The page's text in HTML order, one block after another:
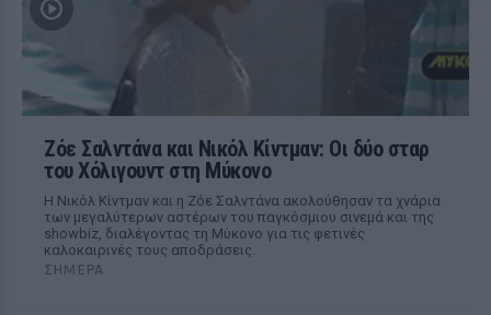
Ζόε Σαλντάνα και Νικόλ Κίντμαν: Οι δύο σταρ
του Χόλιγουντ στη Μύκονο
Η Νικόλ Κίντμαν και η Ζόε Σαλντάνα ακολούθησαν τα χνάρια
των μεγαλύτερων αστέρων του παγκόσμιου σινεμά και της
showbiz, διαλέγοντας τη Μύκονο για τις φετινές
καλοκαιρινές τους αποδράσεις.
ΣΉΜΕΡΑ